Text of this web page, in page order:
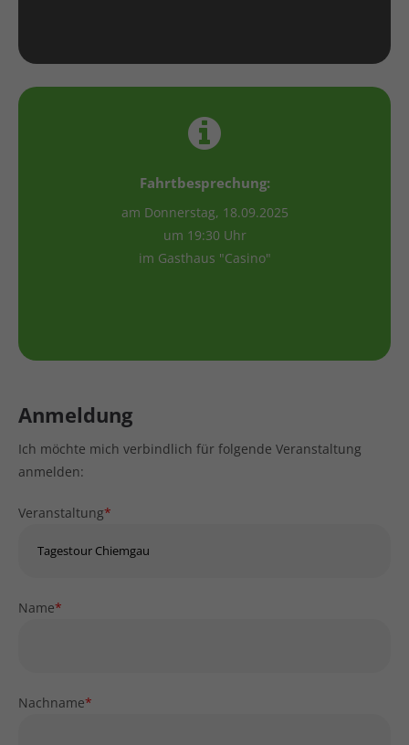
Fahrtbesprechung:
am Donnerstag, 18.09.2025
um 19:30 Uhr
im Gasthaus "Casino"
Anmeldung
Ich möchte mich verbindlich für folgende Veranstaltung
anmelden:
Veranstaltung*
Name*
Nachname*